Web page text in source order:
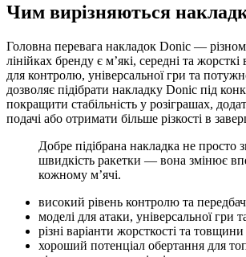
Чим вирізняються
Головна перевага накладок Donic —
лінійках бренду є м’які, середні та жорсткі
для контролю, універсальної гри та
дозволяє підібрати накладку Donic під
покращити стабільність у розіграшах,
подачі або отримати більше різкості в
Добре підібрана накладка не просто
швидкість ракетки — вона змінює
кожному м’ячі.
високий рівень контролю та
моделі для атаки, універсальної гри
різні варіанти жорсткості та
хороший потенціал обертання для